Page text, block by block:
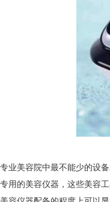
仪厂家的市场竞争与战略分析
仪厂家的产品认证与标准合
仪厂家的专业团队与研发实力
仪厂家的全球市场策略与扩
厂家如何满足个性化需求？
仪厂家的技术创新与发展趋势
厂家的生产工艺与质量控制
美容院中最不能少的设备
用的美容仪器，这些美容